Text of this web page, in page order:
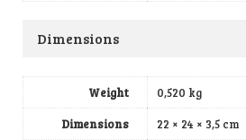
Dimensions
Weight
0,520 kg
Dimensions
22 × 24 × 3,5 cm